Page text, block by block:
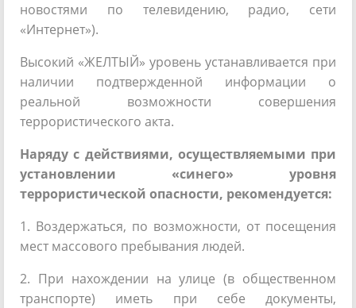
новостями по телевидению, радио, сети
«Интернет»).
Высокий «ЖЕЛТЫЙ» уровень устанавливается при
наличии подтвержденной информации о
реальной возможности совершения
террористического акта.
Наряду с действиями, осуществляемыми при
установлении «синего» уровня
террористической опасности, рекомендуется:
1. Воздержаться, по возможности, от посещения
мест массового пребывания людей.
2. При нахождении на улице (в общественном
транспорте) иметь при себе документы,